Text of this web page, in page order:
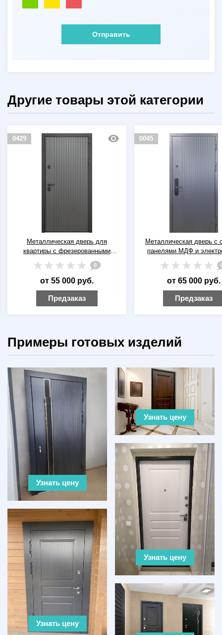
Отправить
Другие товары этой категории
0429
Металлическая дверь для
квартиры с фрезерованными
панелями МДФ серого цвета
0
от 55 000 руб.
Предзаказ
0045
Металлическая дверь с
панелями МДФ и
замком для
от 65 000 руб.
Предзаказ
Примеры готовых изделий
Узнать цену
Узнать цену
Узнать цену
Узнать цену